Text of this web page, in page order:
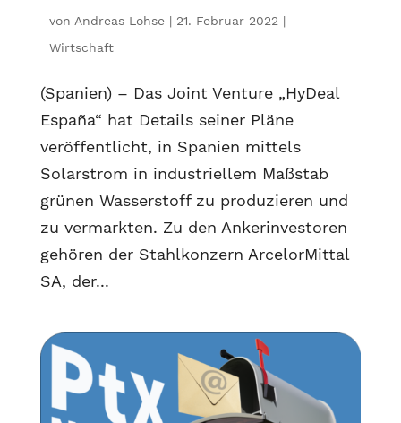
von Andreas Lohse| 21. Februar 2022 |
Wirtschaft
(Spanien) – Das Joint Venture „HyDeal
España“ hat Details seiner Pläne
veröffentlicht, in Spanien mittels
Solarstrom in industriellem Maßstab
grünen Wasserstoff zu produzieren und
zu vermarkten. Zu den Ankerinvestoren
gehören der Stahlkonzern ArcelorMittal
SA, der...